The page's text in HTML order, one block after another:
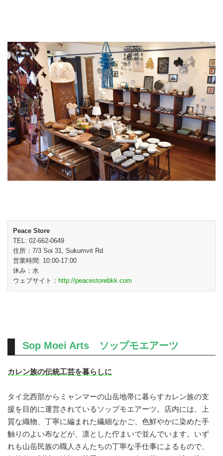
Peace Store
TEL: 02-662-0649
住所：7/3 Soi 31, Sukumvit Rd.
営業時間: 10:00-17:00
休み：水
ウェブサイト： http://peacestorebkk.com
Sop Moei Arts ソップモエアーツ
カレン族の伝統工芸を暮らしに
タイ北西部からミャンマーの山岳地帯に暮らすカレン族の支
援を目的に運営されているソップモエアーツ。店内には、上
質な織物、丁寧に編まれた繊細なかご、色鮮やかに染めた手
触りのよい布などが、凛とした佇まいで並んでいます。いず
れも山岳民族の職人さんたちの丁寧な手仕事によるもので、